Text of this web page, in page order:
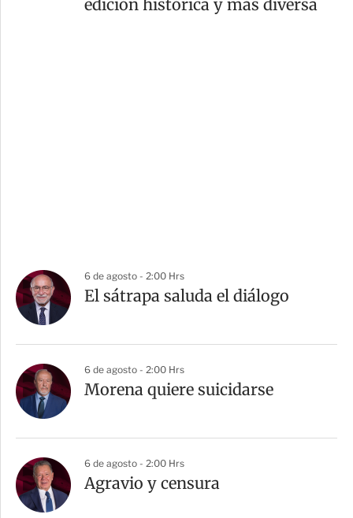
edición histórica y más diversa
6 de agosto - 2:00 Hrs
El sátrapa saluda el diálogo
6 de agosto - 2:00 Hrs
Morena quiere suicidarse
6 de agosto - 2:00 Hrs
Agravio y censura